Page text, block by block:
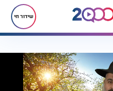
שידור חי
- זמן של ישועות! מהם הדברים ש (אולי)